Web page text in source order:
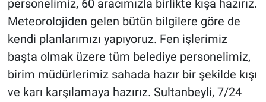
personelimiz, 60 aracımızla birlikte kışa hazırız.
Meteorolojiden gelen bütün bilgilere göre de
kendi planlarımızı yapıyoruz. Fen işlerimiz
başta olmak üzere tüm belediye personelimiz,
birim müdürlerimiz sahada hazır bir şekilde kışı
ve karı karşılamaya hazırız. Sultanbeyli, 7/24